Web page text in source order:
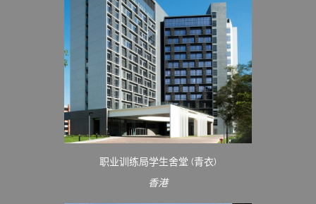
职业训练局学生舍堂 (青衣)
香港